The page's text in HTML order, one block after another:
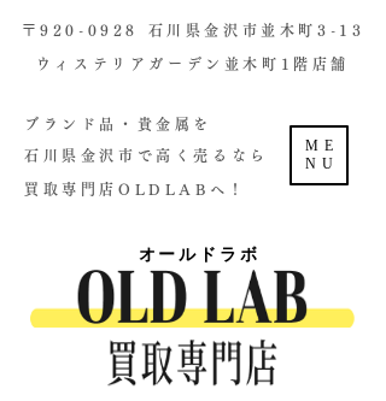
ME
NU
​〒920-0928 石川県金沢市並木町3-13
ウィステリアガーデン並木町1階店舗​
ブランド品・貴金属を
石川県金沢市で高く売るなら
買取専門店OLDLABへ！
オールドラボ